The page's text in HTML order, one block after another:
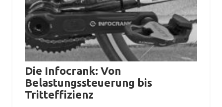
Die Infocrank: Von
Belastungssteuerung bis
Tritteffizienz